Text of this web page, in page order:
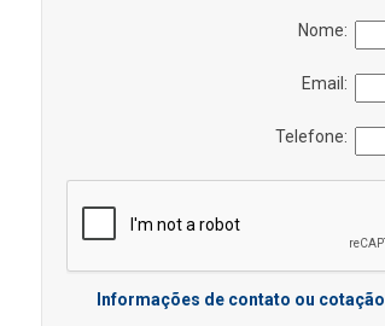
Nome:
Email:
Telefone:
Informações de contato ou cotação